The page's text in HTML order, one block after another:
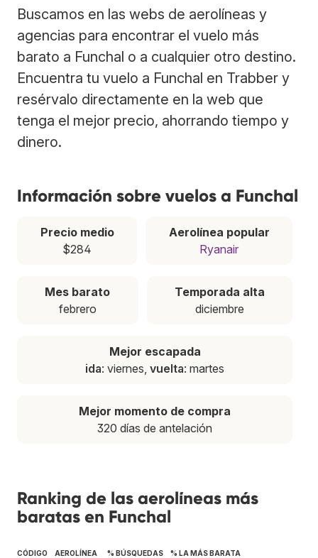
Buscamos en las webs de aerolíneas y
agencias para encontrar el vuelo más
barato a Funchal o a cualquier otro destino.
Encuentra tu vuelo a Funchal en Trabber y
resérvalo directamente en la web que
tenga el mejor precio, ahorrando tiempo y
dinero.
Información sobre vuelos a Funchal
Precio medio
$284
Aerolínea popular
Ryanair
Mes barato
febrero
Temporada alta
diciembre
Mejor escapada
ida: viernes, vuelta: martes
Mejor momento de compra
320 días de antelación
Ranking de las aerolíneas más
baratas en Funchal
CÓDIGO AEROLÍNEA % BÚSQUEDAS % LA MÁS BARATA